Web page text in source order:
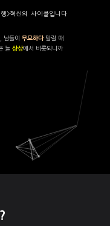
>혁신의 사이클입니다
남들이 무모하다말릴 때
늘 상상에서 비롯되니까